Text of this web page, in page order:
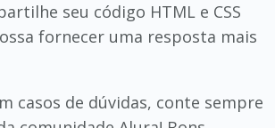
seu código HTML e CSS
fornecer uma resposta mais
casos de dúvidas, conte sempre